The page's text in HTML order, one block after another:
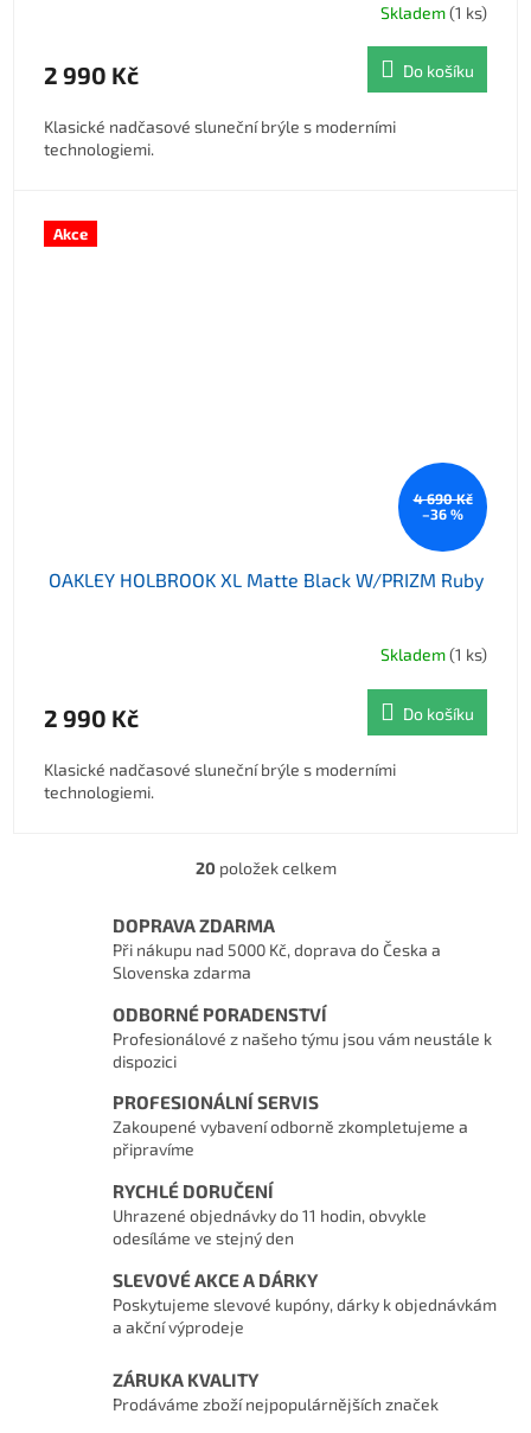
Skladem(1 ks)
2 990 Kč Do košíku
Klasické nadčasové sluneční brýle s moderními
technologiemi.
Akce
4 690 Kč
–36 %
OAKLEY HOLBROOK XL Matte Black W/PRIZM Ruby
Skladem(1 ks)
2 990 Kč Do košíku
Klasické nadčasové sluneční brýle s moderními
technologiemi.
Ovládací prvky výpisu
20 položek celkem
DOPRAVA ZDARMA
Při nákupu nad 5000 Kč, doprava do Česka a
Slovenska zdarma
ODBORNÉ PORADENSTVÍ
Profesionálové z našeho týmu jsou vám neustále k
dispozici
PROFESIONÁLNÍ SERVIS
Zakoupené vybavení odborně zkompletujeme a
připravíme
RYCHLÉ DORUČENÍ
Uhrazené objednávky do 11 hodin, obvykle
odesíláme ve stejný den
SLEVOVÉ AKCE A DÁRKY
Poskytujeme slevové kupóny, dárky k objednávkám
a akční výprodeje
ZÁRUKA KVALITY
Prodáváme zboží nejpopulárnějších značek